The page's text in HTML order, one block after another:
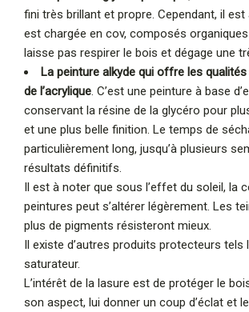
fini très brillant et propre. Cependant, il est
est chargée en cov, composés
laisse pas respirer le bois et dégage une
La peinture alkyde qui offre les
de l’acrylique. C’est une peinture à base
conservant la résine de la glycéro pour
et une plus belle finition. Le temps de
particulièrement long, jusqu’à plusieurs
résultats définitifs.
Il est à noter que sous l’effet du soleil, la
peintures peut s’altérer légèrement. Les
plus de pigments résisteront mieux.
Il existe d’autres produits protecteurs tels
saturateur.
L’intérêt de la lasure est de protéger le
son aspect, lui donner un coup d’éclat et